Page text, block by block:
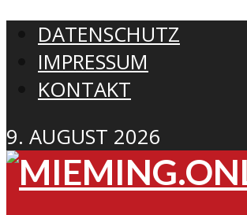
DATENSCHUTZ
IMPRESSUM
KONTAKT
9. AUGUST 2026